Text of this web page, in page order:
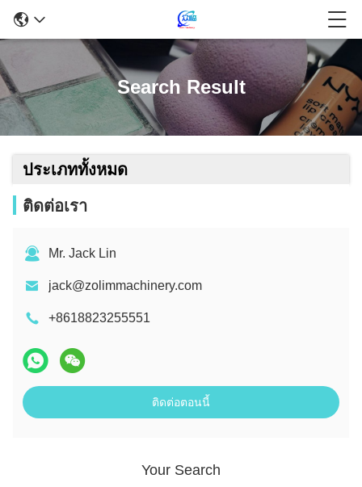
Search Result
ประเภททั้งหมด
ติดต่อเรา
Mr. Jack Lin
jack@zolimmachinery.com
+8618823255551
ติดต่อตอนนี้
Your Search